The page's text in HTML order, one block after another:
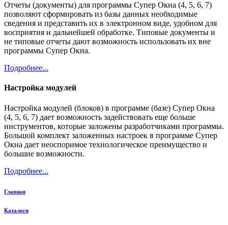
Отчеты (документы) для программы Супер Окна (4, 5, 6, 7)
позволяют сформировать из базы данных необходимые
сведения и представить их в электронном виде, удобном для
восприятия и дальнейшей обработке. Типовые документы и
не типовые отчеты дают возможность использовать их вне
программы Супер Окна.
Подробнее...
Настройка модулей
Настройка модулей (блоков) в программе (базе) Супер Окна
(4, 5, 6, 7) дает возможность задействовать еще больше
инструментов, которые заложены разработчиками программы.
Большой комплект заложенных настроек в программе Супер
Окна дает неоспоримое технологическое преимущество и
большие возможности.
Подробнее...
Главная
Каталоги